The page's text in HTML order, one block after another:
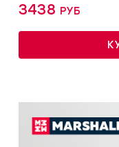
3438 руб